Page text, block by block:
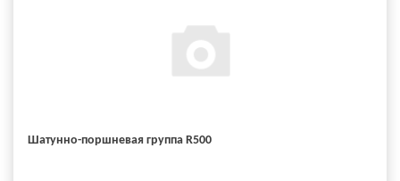
Шатунно-поршневая группа R500